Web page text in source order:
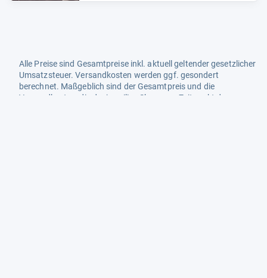
Alle Preise sind Gesamtpreise inkl. aktuell geltender gesetzlicher
Umsatzsteuer. Versandkosten werden ggf. gesondert
berechnet. Maßgeblich sind der Gesamtpreis und die
Versandkosten, die der jeweilige Shop zum Zeitpunkt des